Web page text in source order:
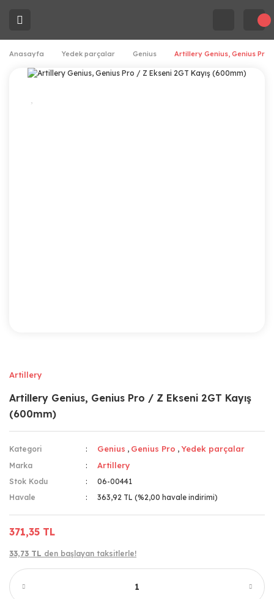
Anasayfa Yedek parçalar Genius Artillery Genius, Genius Pro
Artillery
Artillery Genius, Genius Pro / Z Ekseni 2GT Kayış
(600mm)
Kategori Genius , Genius Pro ,Yedek parçalar
Marka Artillery
Stok Kodu
06-00441
Havale
363,92 TL (%2,00 havale indirimi)
371,35 TL
33,73 TL den başlayan taksitlerle!